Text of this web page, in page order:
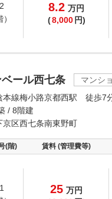
8.2 万円
(8,000 円)
ール西七条
マンシ
本線梅小路京都西駅 徒歩7
/ 8階建
京区西七条南東野町
(階) 賃料 (管理費等)
25 万円